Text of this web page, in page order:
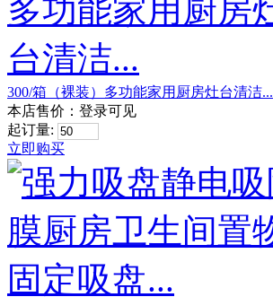
300/箱（裸装）多功能家用厨房灶台清洁...
本店售价： 登录可见
起订量:
立即购买